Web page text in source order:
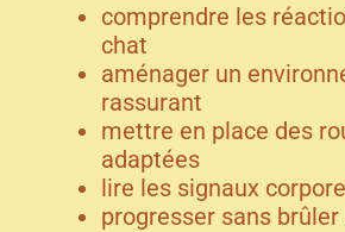
comprendre les
chat
aménager un
rassurant
mettre en place des
adaptées
lire les signaux
progresser sans